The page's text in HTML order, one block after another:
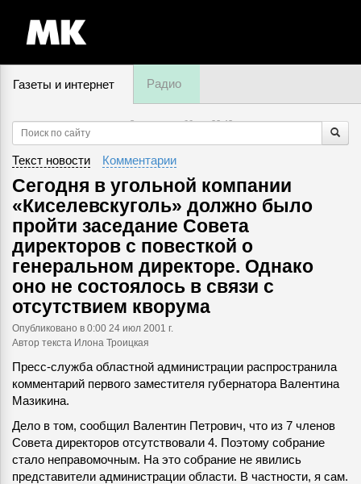
Газеты и интернет Радио
8 августа, суббота,22:43
Текст новости Комментарии
Сегодня в угольной компании
«Киселевскуголь» должно было
пройти заседание Совета
директоров с повесткой о
генеральном директоре. Однако
оно не состоялось в связи с
отсутствием кворума
Опубликовано в 0:00 24 июл 2001 г.
Автор текста Илона Троицкая
Пресс-служба областной администрации распространила
комментарий первого заместителя губернатора Валентина
Мазикина.
Дело в том, сообщил Валентин Петрович, что из 7 членов
Совета директоров отсутствовали 4. Поэтому собрание
стало неправомочным. На это собрание не явились
представители администрации области. В частности, я сам.